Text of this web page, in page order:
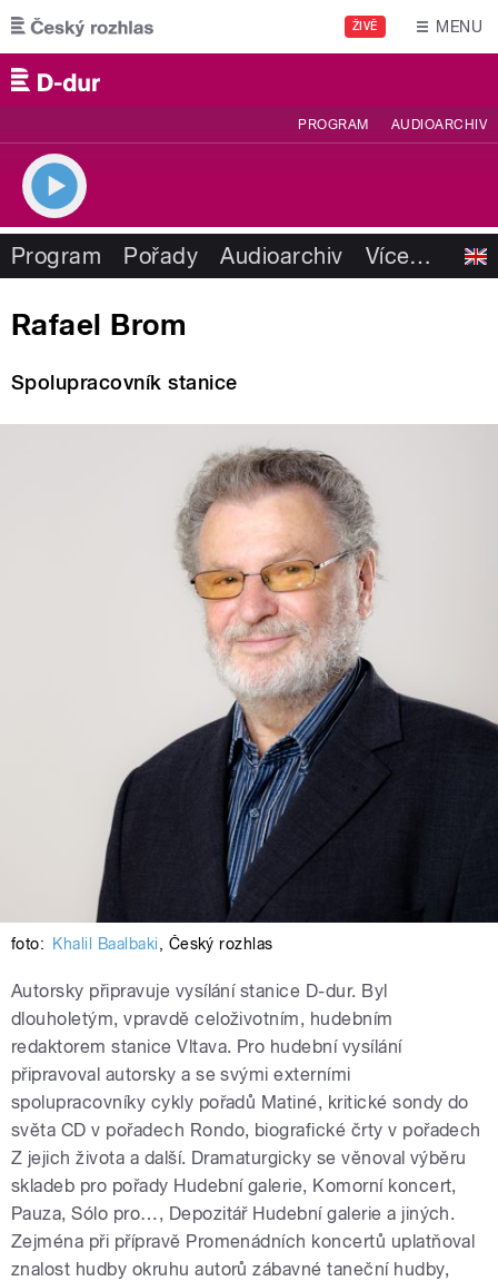
Přejít k hlavnímu obsahu
ŽIVĚ MENU
PROGRAM AUDIOARCHIV
Program Pořady Audioarchiv Více…
Rafael Brom
Spolupracovník stanice
foto: Khalil Baalbaki, Český rozhlas
Autorsky připravuje vysílání stanice D-dur. Byl
dlouholetým, vpravdě celoživotním, hudebním
redaktorem stanice Vltava. Pro hudební vysílání
připravoval autorsky a se svými externími
spolupracovníky cykly pořadů Matiné, kritické sondy do
světa CD v pořadech Rondo, biografické črty v pořadech
Z jejich života a další. Dramaturgicky se věnoval výběru
skladeb pro pořady Hudební galerie, Komorní koncert,
Pauza, Sólo pro…, Depozitář Hudební galerie a jiných.
Zejména při přípravě Promenádních koncertů uplatňoval
znalost hudby okruhu autorů zábavné taneční hudby,